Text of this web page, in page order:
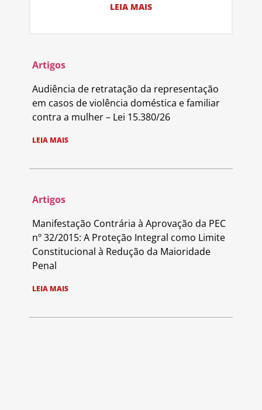
LEIA MAIS
Artigos
Audiência de retratação da representação
em casos de violência doméstica e familiar
contra a mulher – Lei 15.380/26
LEIA MAIS
Artigos
Manifestação Contrária à Aprovação da PEC
nº 32/2015: A Proteção Integral como Limite
Constitucional à Redução da Maioridade
Penal
LEIA MAIS